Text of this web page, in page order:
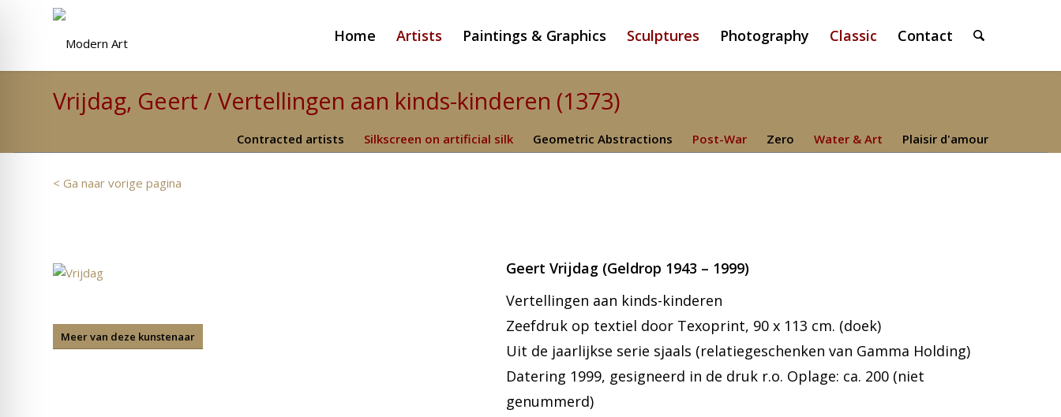
Home Artists Paintings & Graphics Sculptures Photography Classic Contact
Vrijdag, Geert / Vertellingen aan kinds-kinderen (1373)
Contracted artists Silkscreen on artificial silk Geometric Abstractions Post-War Zero Water & Art Plaisir d'amour
< Ga naar vorige pagina
Meer van deze kunstenaar
Geert Vrijdag (Geldrop 1943 – 1999)
Vertellingen aan kinds-kinderen
Zeefdruk op textiel door Texoprint, 90 x 113 cm. (doek)
Uit de jaarlijkse serie sjaals (relatiegeschenken van Gamma Holding)
Datering 1999, gesigneerd in de druk r.o. Oplage: ca. 200 (niet
genummerd)